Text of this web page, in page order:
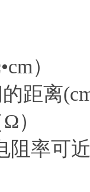
）
距离
）
阻率可